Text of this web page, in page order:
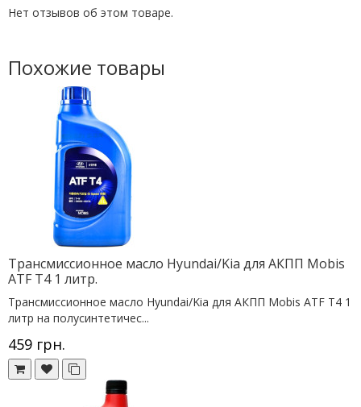
Нет отзывов об этом товаре.
Похожие товары
Трансмиссионное масло Hyundai/Kia для АКПП Mobis
ATF T4 1 литр.
Трансмиссионное масло Hyundai/Kia для АКПП Mobis ATF T4 1
литр на полусинтетичес...
459 грн.